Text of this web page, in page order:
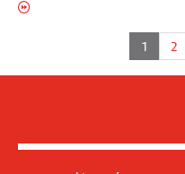
1 2